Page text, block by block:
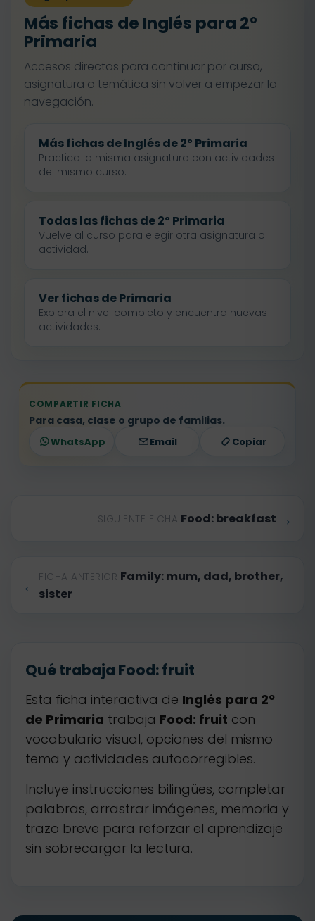
Más fichas de Inglés para 2º
Primaria
Accesos directos para continuar por curso,
asignatura o temática sin volver a empezar la
navegación.
Más fichas de Inglés de 2º Primaria
Practica la misma asignatura con actividades
del mismo curso.
Todas las fichas de 2º Primaria
Vuelve al curso para elegir otra asignatura o
actividad.
Ver fichas de Primaria
Explora el nivel completo y encuentra nuevas
actividades.
COMPARTIR FICHA
Para casa, clase o grupo de familias.
WhatsApp Email Copiar
← FICHA ANTERIOR Family: mum, dad, brother,
sister
SIGUIENTE FICHA Food: breakfast →
Qué trabaja Food: fruit
Esta ficha interactiva de Inglés para 2º
de Primaria trabaja Food: fruit con
vocabulario visual, opciones del mismo
tema y actividades autocorregibles.
Incluye instrucciones bilingües, completar
palabras, arrastrar imágenes, memoria y
trazo breve para reforzar el aprendizaje
sin sobrecargar la lectura.